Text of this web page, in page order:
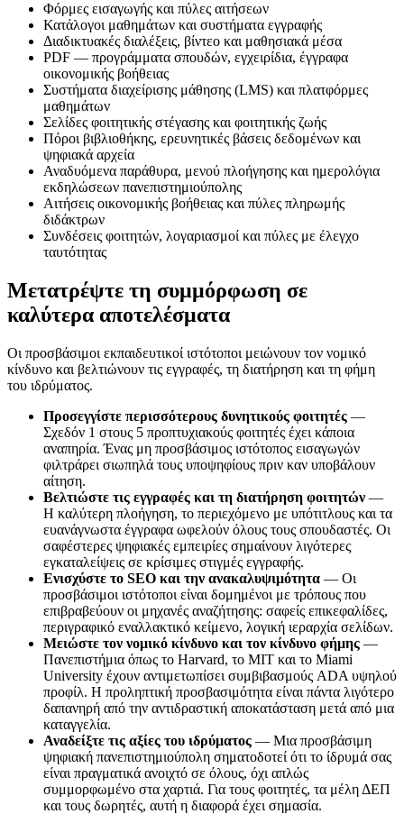
Φόρμες εισαγωγής και πύλες αιτήσεων
Κατάλογοι μαθημάτων και συστήματα εγγραφής
Διαδικτυακές διαλέξεις, βίντεο και μαθησιακά μέσα
PDF — προγράμματα σπουδών, εγχειρίδια, έγγραφα
οικονομικής βοήθειας
Συστήματα διαχείρισης μάθησης (LMS) και πλατφόρμες
μαθημάτων
Σελίδες φοιτητικής στέγασης και φοιτητικής ζωής
Πόροι βιβλιοθήκης, ερευνητικές βάσεις δεδομένων και
ψηφιακά αρχεία
Αναδυόμενα παράθυρα, μενού πλοήγησης και ημερολόγια
εκδηλώσεων πανεπιστημιούπολης
Αιτήσεις οικονομικής βοήθειας και πύλες πληρωμής
διδάκτρων
Συνδέσεις φοιτητών, λογαριασμοί και πύλες με έλεγχο
ταυτότητας
Μετατρέψτε τη συμμόρφωση σε
καλύτερα αποτελέσματα
Οι προσβάσιμοι εκπαιδευτικοί ιστότοποι μειώνουν τον νομικό
κίνδυνο και βελτιώνουν τις εγγραφές, τη διατήρηση και τη φήμη
του ιδρύματος.
Προσεγγίστε περισσότερους δυνητικούς φοιτητές —
Σχεδόν 1 στους 5 προπτυχιακούς φοιτητές έχει κάποια
αναπηρία. Ένας μη προσβάσιμος ιστότοπος εισαγωγών
φιλτράρει σιωπηλά τους υποψηφίους πριν καν υποβάλουν
αίτηση.
Βελτιώστε τις εγγραφές και τη διατήρηση φοιτητών —
Η καλύτερη πλοήγηση, το περιεχόμενο με υπότιτλους και τα
ευανάγνωστα έγγραφα ωφελούν όλους τους σπουδαστές. Οι
σαφέστερες ψηφιακές εμπειρίες σημαίνουν λιγότερες
εγκαταλείψεις σε κρίσιμες στιγμές εγγραφής.
Ενισχύστε το SEO και την ανακαλυψιμότητα — Οι
προσβάσιμοι ιστότοποι είναι δομημένοι με τρόπους που
επιβραβεύουν οι μηχανές αναζήτησης: σαφείς επικεφαλίδες,
περιγραφικό εναλλακτικό κείμενο, λογική ιεραρχία σελίδων.
Μειώστε τον νομικό κίνδυνο και τον κίνδυνο φήμης —
Πανεπιστήμια όπως το Harvard, το MIT και το Miami
University έχουν αντιμετωπίσει συμβιβασμούς ADA υψηλού
προφίλ. Η προληπτική προσβασιμότητα είναι πάντα λιγότερο
δαπανηρή από την αντιδραστική αποκατάσταση μετά από μια
καταγγελία.
Αναδείξτε τις αξίες του ιδρύματος — Μια προσβάσιμη
ψηφιακή πανεπιστημιούπολη σηματοδοτεί ότι το ίδρυμά σας
είναι πραγματικά ανοιχτό σε όλους, όχι απλώς
συμμορφωμένο στα χαρτιά. Για τους φοιτητές, τα μέλη ΔΕΠ
και τους δωρητές, αυτή η διαφορά έχει σημασία.